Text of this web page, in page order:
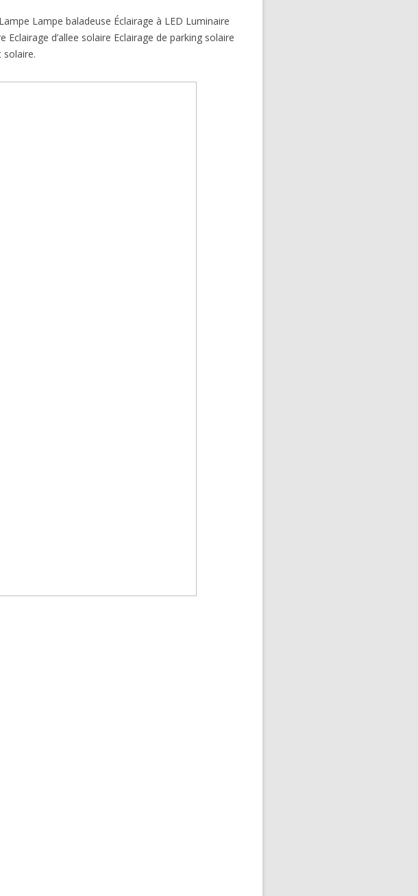
BIPV – PANNEAUX INTEGRE
SOUPLES FINS ET LÉGERS –
CABLES SOLAIRE
Lampe baladeuse Éclairage à LED Luminaire
d’allee solaire Eclairage de parking solaire
solaire.